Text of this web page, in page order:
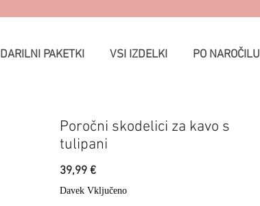
DARILNI PAKETKI VSI IZDELKI PO NAROČILU
Poročni skodelici za kavo s
tulipani
39,99 €Price
Davek Vključeno